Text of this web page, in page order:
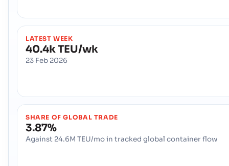
รหัสพอร์ต :
Tekirdag
ที่อยู่ :Tekirdag (TRTEK), Tekirdag, Turkey
Trabzon
ที่อยู่ :Trabzon (TRTZX), Trabzon, Turkey
รหัสไปรษณีย์ :
-
รหัสพอร์ต :
LATEST WEEK
40.4k TEU/wk
23 Feb 2026
SHARE OF GLOBAL TRADE
3.87%
Against 24.6M TEU/mo in tracked global container flow